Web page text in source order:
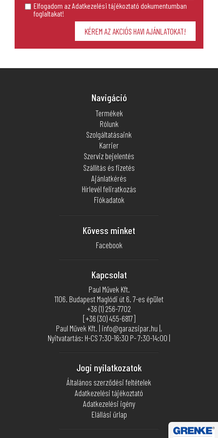
Elfogadom az Adatkezelési tájékoztató dokumentumban
foglaltakat!
Navigáció
Termékek
Rólunk
Szolgáltatásaink
Karrier
Szerviz bejelentés
Szállítás és fizetés
Ajánlatkérés
Hírlevél feliratkozás
Fiókadatok
Kövess minket
Facebook
Kapcsolat
Paul Művek Kft.
1106. Budapest Maglódi út 6. 7-es épület
+36 (1) 256-7702
[+36 (30) 455-6817]
Paul Művek Kft. | info@garazsipar.hu |,
Nyitvatartás: H-CS 7:30-16:30 P- 7:30-14:00 |
Jogi nyilatkozatok
Általános szerződési feltételek
Adatkezelési tájékoztató
Adatkezelési igény
Elállási űrlap